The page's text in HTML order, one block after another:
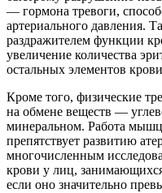
— гормона тревоги,
артериального давления.
раздражителем функции
увеличение количества
остальных элементов
Кроме того, физические
на обмене веществ —
минеральном. Работа
препятствует развитию
многочисленным
крови у лиц,
если оно значительно